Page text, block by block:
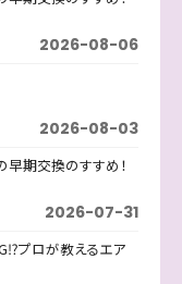
2026-08-06
2026-08-03
早期交換のすすめ！
2026-07-31
プロが教えるエア